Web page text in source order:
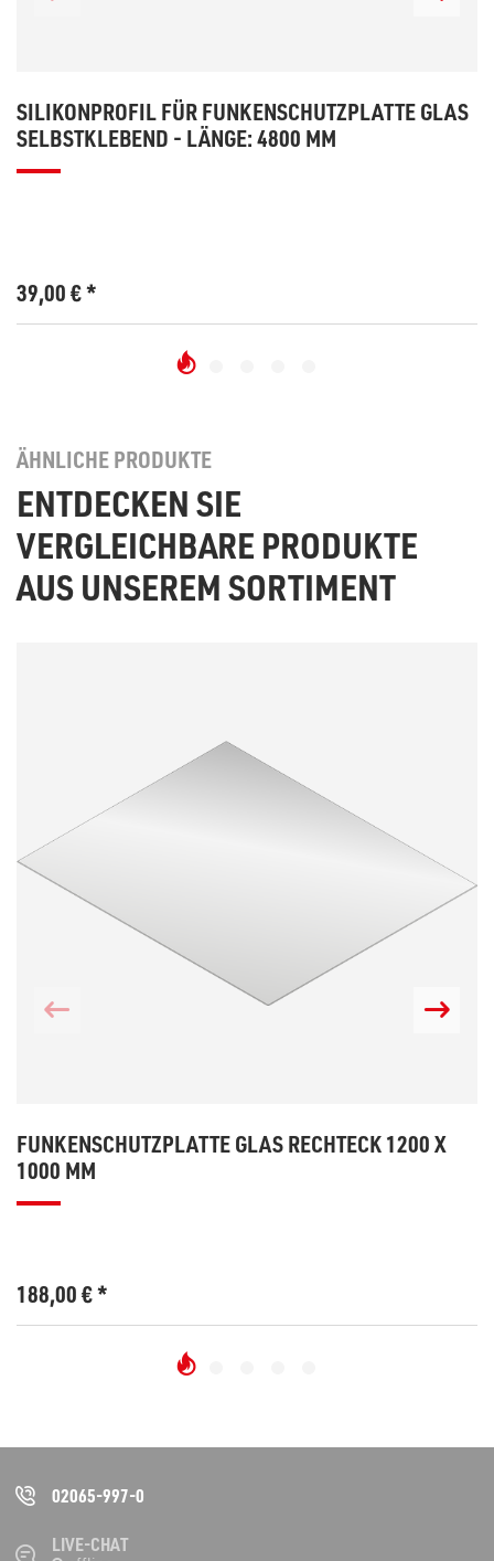
SILIKONPROFIL FÜR FUNKENSCHUTZPLATTE GLAS
SELBSTKLEBEND - LÄNGE: 4800 MM
39,00€*
ÄHNLICHE PRODUKTE
ENTDECKEN SIE
VERGLEICHBARE PRODUKTE
AUS UNSEREM SORTIMENT
FUNKENSCHUTZPLATTE GLAS RECHTECK 1200 X
1000 MM
188,00€*
02065-997-0
LIVE-CHAT